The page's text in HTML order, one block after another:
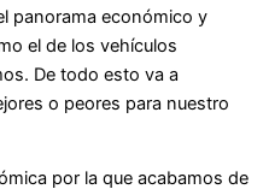
panorama económico y
el de los vehículos
De todo esto va a
o peores para nuestro
por la que acabamos de